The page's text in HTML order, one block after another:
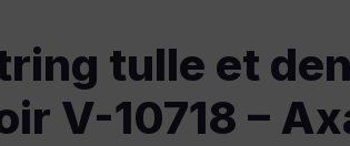
tulle et
V-10718 –